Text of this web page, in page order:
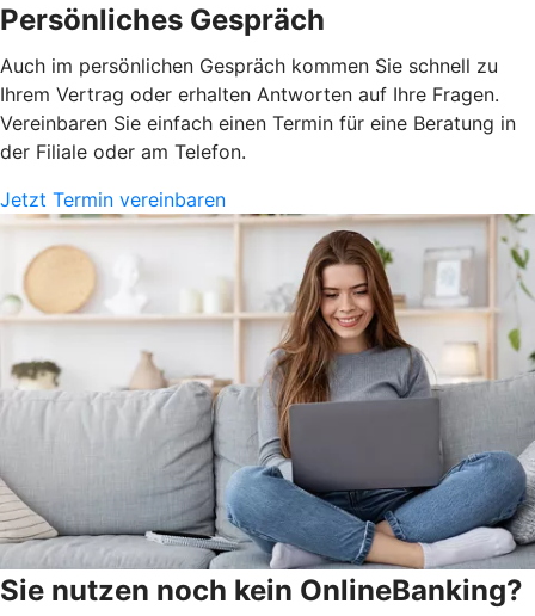
Persönliches Gespräch
Auch im persönlichen Gespräch kommen Sie schnell zu
Ihrem Vertrag oder erhalten Antworten auf Ihre Fragen.
Vereinbaren Sie einfach einen Termin für eine Beratung in
der Filiale oder am Telefon.
Jetzt Termin vereinbaren
Sie nutzen noch kein OnlineBanking?